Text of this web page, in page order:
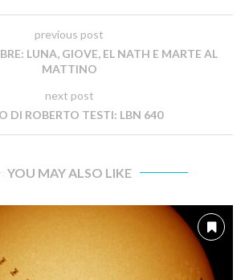
previous post
LUNA, GIOVE, EL NATH E MARTE AL
MATTINO
next post
DI ROBERTO TESTI: LBN 640
YOU MAY ALSO LIKE